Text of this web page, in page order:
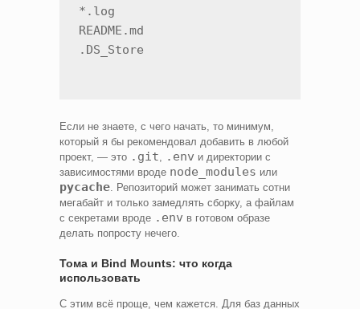
*.log
README.md
Если не знаете, с чего начать, то минимум,
который я бы рекомендовал добавить в любой
проект, — это .git .env и директории с
зависимостями вроде node_modules или
pycache . Репозиторий может занимать сотни
мегабайт и только замедлять сборку, а файлам
с секретами вроде .env в готовом образе
делать попросту нечего.
Тома и Bind Mounts: что когда
использовать
С этим всё проще, чем кажется. Для баз данных